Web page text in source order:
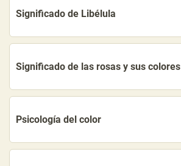
Significado de Libélula
Significado de las rosas y sus colores
Psicología del color